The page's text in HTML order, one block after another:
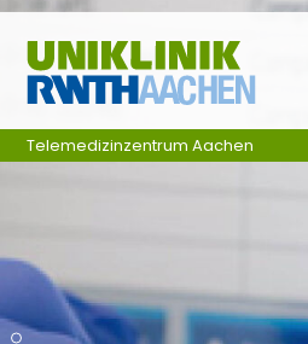
Ga naar navigatie
Telemedizinzentrum Aachen